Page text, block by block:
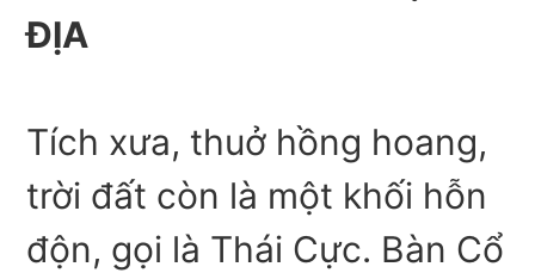
ĐỊA
Tích xưa, thuở hồng hoang,
trời đất còn là một khối hỗn
độn, gọi là Thái Cực. Bàn Cổ